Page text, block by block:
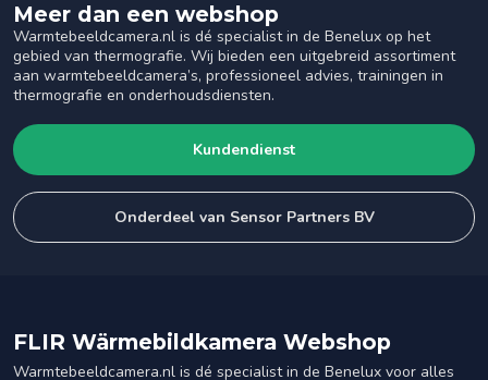
Meer dan een webshop
Warmtebeeldcamera.nl is dé specialist in de Benelux op het
gebied van thermografie. Wij bieden een uitgebreid assortiment
aan warmtebeeldcamera’s, professioneel advies, trainingen in
thermografie en onderhoudsdiensten.
Kundendienst
Onderdeel van Sensor Partners BV
FLIR Wärmebildkamera Webshop
Warmtebeeldcamera.nl is dé specialist in de Benelux voor alles